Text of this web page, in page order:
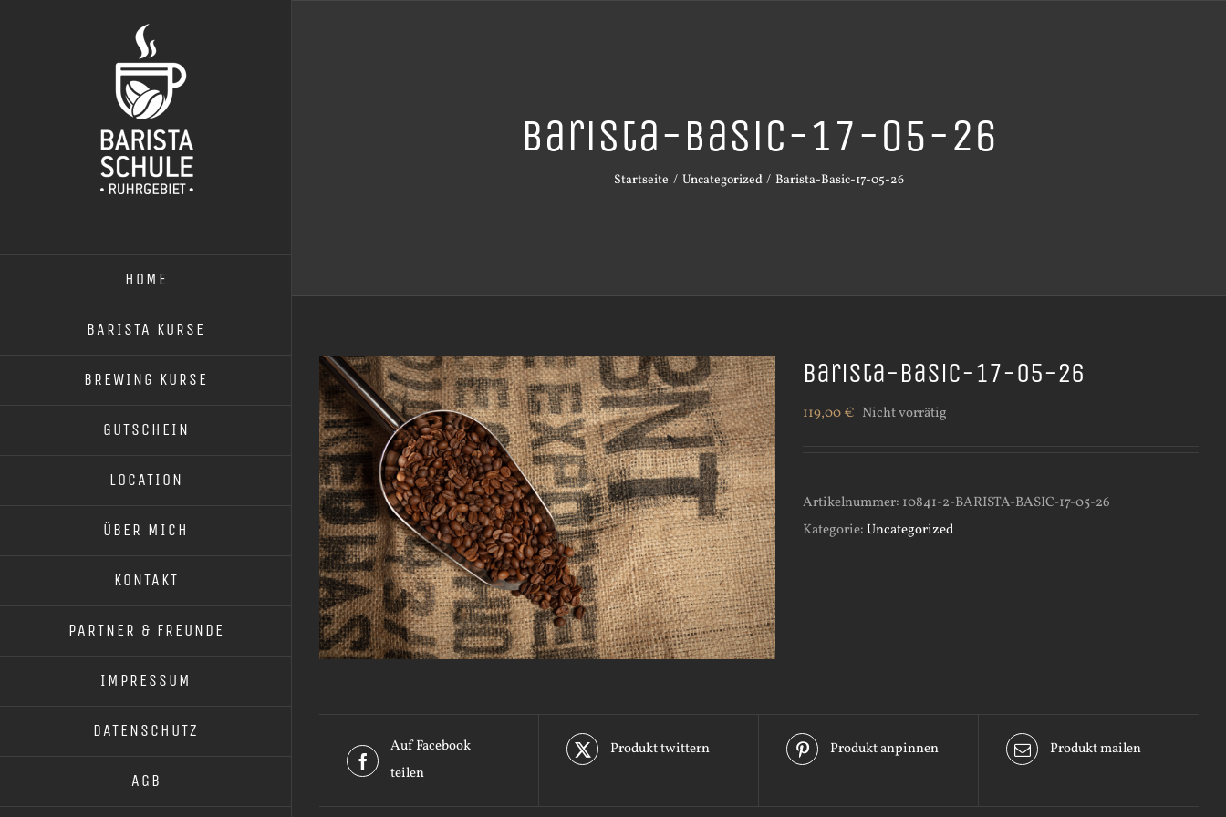
HOME
BARISTA KURSE
BREWING KURSE
GUTSCHEIN
LOCATION
ÜBER MICH
KONTAKT
PARTNER & FREUNDE
IMPRESSUM
DATENSCHUTZ
AGB
Barista-Basic-17-05-26
Startseite Uncategorized Barista-Basic-17-05-26
Barista-Basic-17-05-26
119,00€ Nicht vorrätig
Artikelnummer: 10841-2-BARISTA-BASIC-17-05-26
Kategorie:Uncategorized
Auf Facebook
teilen
Produkt twittern Produkt anpinnen Produkt mailen